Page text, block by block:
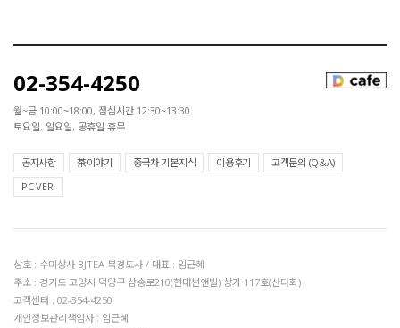
02-354-4250
월~금 10:00~18:00, 점심시간 12:30~13:30
토요일, 일요일, 공휴일 휴무
공지사항 茶이야기 중국차 기본지식 이용후기
고객문의 (Q&A)
PC VER.
상호 : 수미상사 BJTEA 북경도사 / 대표 : 임근혜
주소 : 경기도 고양시 덕양구 삼송로210(현대썬앤빌) 상가 117호(산다화)
고객센터 : 02-354-4250
개인정보관리책임자 : 임근혜